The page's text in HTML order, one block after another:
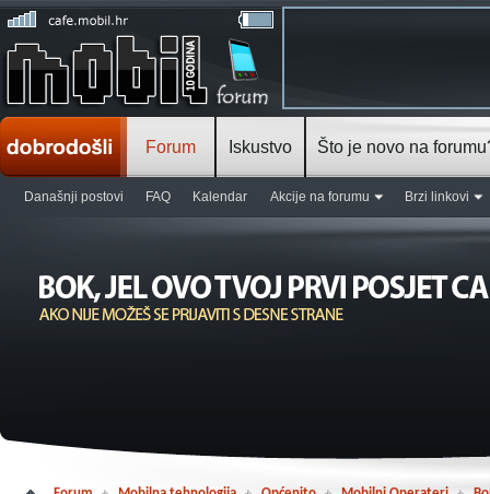
Forum
Današnji postovi FAQ Kalendar Akcije na forumu Brzi linkovi
Iskustvo Što je novo na